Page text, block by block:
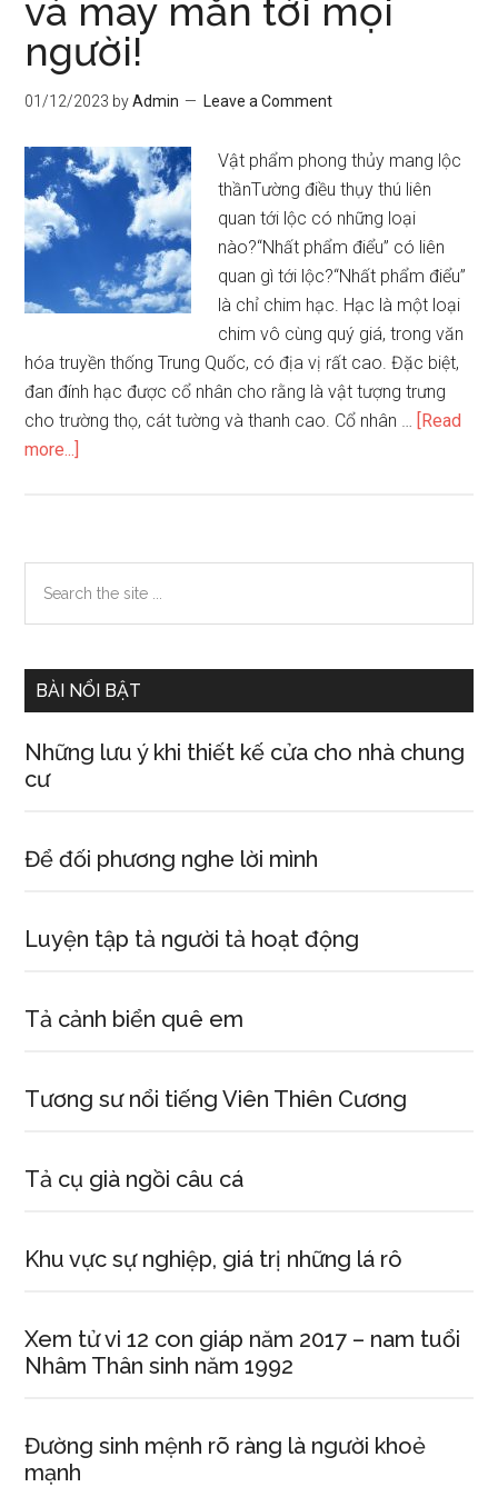
khí
và may mắn tới mọi
người!
01/12/2023 byAdmin Leave a Comment
Vật phẩm phong thủy mang lộc
thầnTường điều thụy thú liên
quan tới lộc có những loại
nào?“Nhất phẩm điểu” có liên
quan gì tới lộc?“Nhất phẩm điểu”
là chỉ chim hạc. Hạc là một loại
chim vô cùng quý giá, trong văn
hóa truyền thống Trung Quốc, có địa vị rất cao. Đặc biệt,
đan đính hạc được cổ nhân cho rằng là vật tượng trưng
cho trường thọ, cát tường và thanh cao. Cổ nhân … [Read
more...]
thủy
mang
phúc,
thọ,
tài
may
mọi
Primary
Sidebar
the
BÀI NỔI BẬT
Những lưu ý khi thiết kế cửa cho nhà chung
cư
Để đối phương nghe lời mình
Luyện tập tả người tả hoạt động
Tả cảnh biển quê em
Tương sư nổi tiếng Viên Thiên Cương
Tả cụ già ngồi câu cá
Khu vực sự nghiệp, giá trị những lá rô
Xem tử vi 12 con giáp năm 2017 – nam tuổi
Nhâm Thân sinh năm 1992
Đường sinh mệnh rõ ràng là người khoẻ
mạnh